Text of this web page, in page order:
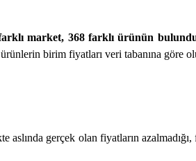
market, 368 farklı ürünün
birim fiyatları veri tabanına göre
gerçek olan fiyatların azalmadığı,